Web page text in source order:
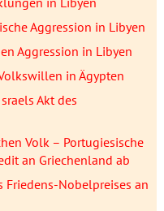
Aggression in Libyen
Aggression in Libyen
in Ägypten
Akt des
Volk – Portugiesische
an Griechenland ab
Friedens-Nobelpreises an